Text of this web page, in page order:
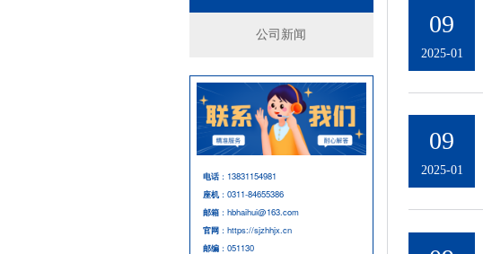
公司新闻
电话：13831154981
座机：0311-84655386
邮箱：hbhaihui@163.com
官网：https://sjzhhjx.cn
邮编：051130
09
2025-01
09
2025-01